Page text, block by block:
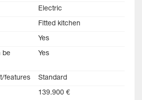
Electric
Fitted kitchen
Yes
be
Yes
features Standard
139.900 €